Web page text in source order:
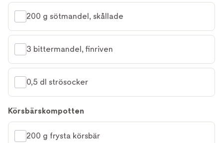
200 g sötmandel, skållade
3 bittermandel, finriven
0,5 dl strösocker
Körsbärskompotten
200 g frysta körsbär